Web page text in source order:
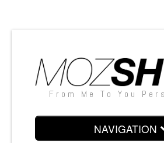
From Me To You
NAVIGATION